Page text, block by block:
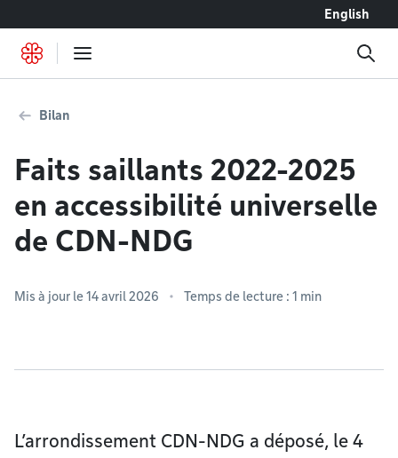
English
Bilan
Faits saillants 2022-2025
en accessibilité universelle
de CDN-NDG
Mis à jour le 14 avril 2026 Temps de lecture : 1 min
L’arrondissement CDN-NDG a déposé, le 4